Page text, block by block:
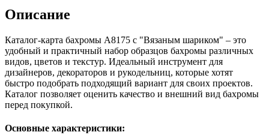
Описание
Каталог-карта бахромы A8175 с "Вязаным шариком" – это
удобный и практичный набор образцов бахромы различных
видов, цветов и текстур. Идеальный инструмент для
дизайнеров, декораторов и рукодельниц, которые хотят
быстро подобрать подходящий вариант для своих проектов.
Каталог позволяет оценить качество и внешний вид бахромы
перед покупкой.
Основные характеристики: